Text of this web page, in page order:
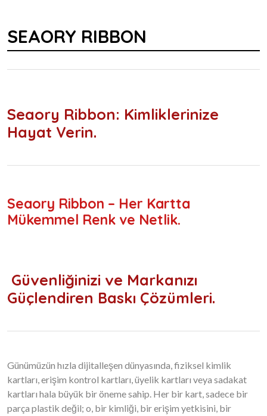
SEAORY RIBBON
Seaory Ribbon: Kimliklerinize
Hayat Verin.
Seaory Ribbon – Her Kartta
Mükemmel Renk ve Netlik.
Güvenliğinizi ve Markanızı
Güçlendiren Baskı Çözümleri.
Günümüzün hızla dijitalleşen dünyasında, fiziksel kimlik
kartları, erişim kontrol kartları, üyelik kartları veya sadakat
kartları hala büyük bir öneme sahip. Her bir kart, sadece bir
parça plastik değil; o, bir kimliği, bir erişim yetkisini, bir